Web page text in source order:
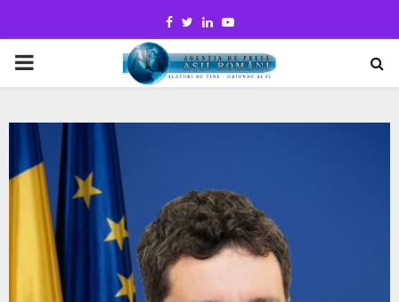
Facebook
TwitterLinkedinYoutube
PRIMARY